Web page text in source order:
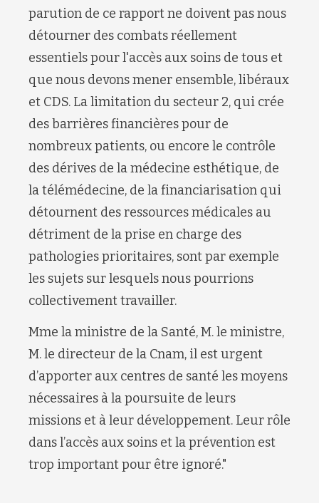
parution de ce rapport ne doivent pas nous
détourner des combats réellement
essentiels pour l'accès aux soins de tous et
que nous devons mener ensemble, libéraux
et CDS. La limitation du secteur 2, qui crée
des barrières financières pour de
nombreux patients, ou encore le contrôle
des dérives de la médecine esthétique, de
la télémédecine, de la financiarisation qui
détournent des ressources médicales au
détriment de la prise en charge des
pathologies prioritaires, sont par exemple
les sujets sur lesquels nous pourrions
collectivement travailler.
Mme la ministre de la Santé, M. le ministre,
M. le directeur de la Cnam, il est urgent
d’apporter aux centres de santé les moyens
nécessaires à la poursuite de leurs
missions et à leur développement. Leur rôle
dans l’accès aux soins et la prévention est
trop important pour être ignoré."